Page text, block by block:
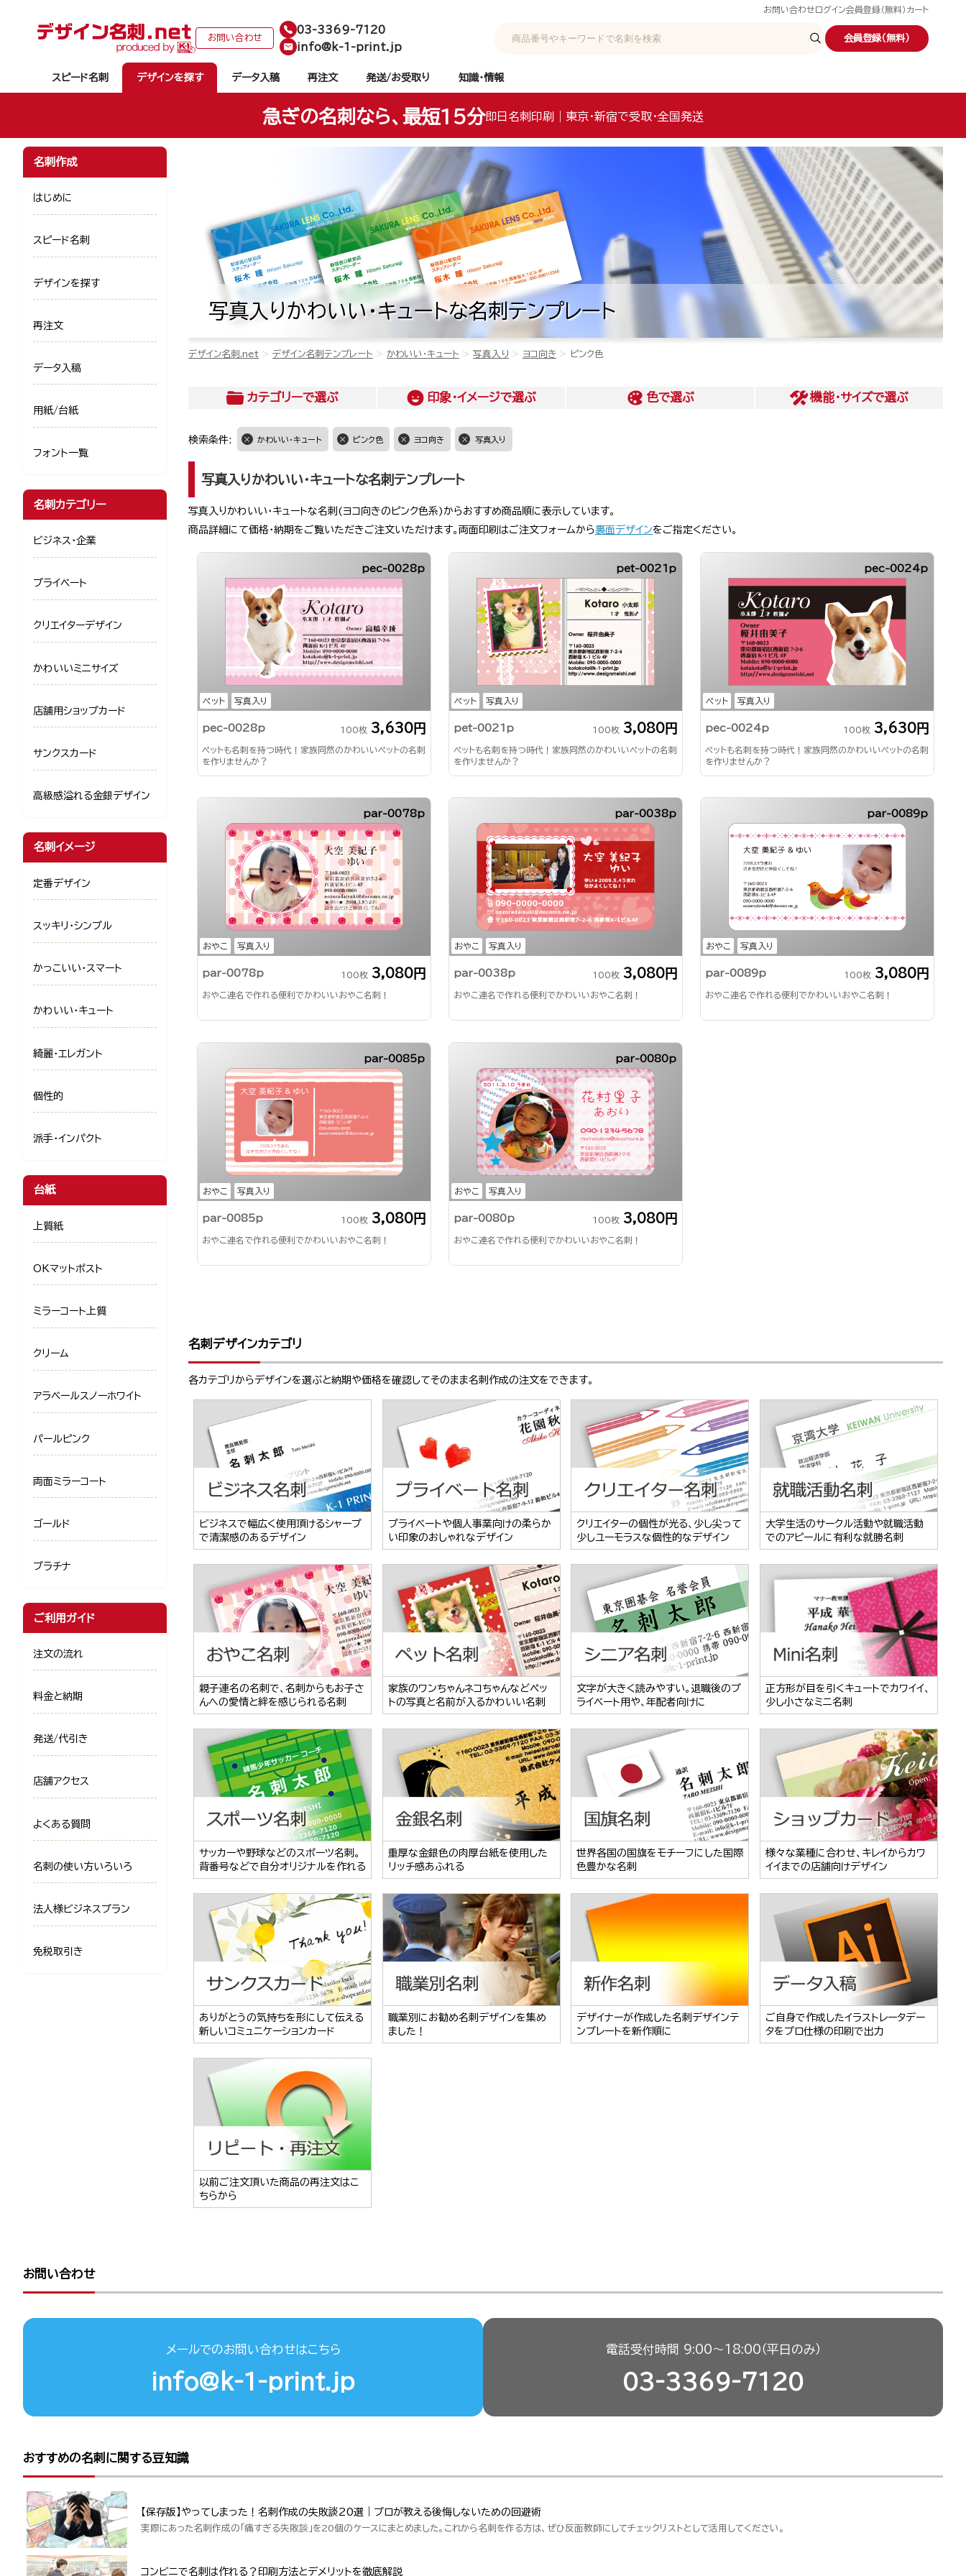
お問い合わせ ログイン会員登録（無料） カート
お問い合わせ
03-3369-7120
info@k-1-print.jp
会員登録（無料）
スピード名刺 デザインを探す データ入稿 再注文 発送/お受取り 知識・情報
急ぎの名刺なら、最短15分即日名刺印刷｜東京・新宿で受取・全国発送
写真入りかわいい・キュートな名刺テンプレート
デザイン名刺.net デザイン名刺テンプレート かわいい・キュート 写真入り ヨコ向き ピンク色
カテゴリーで選ぶ 印象・イメージで選ぶ 色で選ぶ 機能・サイズで選ぶ
検索条件: かわいい・キュート ピンク色 ヨコ向き 写真入り
写真入りかわいい・キュートな名刺テンプレート
写真入りかわいい・キュートな名刺(ヨコ向きのピンク色系)からおすすめ商品順に表示しています。
商品詳細にて価格・納期をご覧いただきご注文いただけます。両面印刷はご注文フォームから裏面デザインをご指定ください。
ペット 写真入り
pec-0028p
pec-0028p 100枚 3,630円
ペットも名刺を持つ時代！家族同然のかわいいペットの名刺
を作りませんか？
ペット 写真入り
pet-0021p
pet-0021p 100枚 3,080円
ペットも名刺を持つ時代！家族同然のかわいいペットの名刺
を作りませんか？
ペット 写真入り
pec-0024p
pec-0024p 100枚 3,630円
ペットも名刺を持つ時代！家族同然のかわいいペットの名刺
を作りませんか？
おやこ 写真入り
par-0078p
par-0078p 100枚 3,080円
おやこ連名で作れる便利でかわいいおやこ名刺！
おやこ 写真入り
par-0038p
par-0038p 100枚 3,080円
おやこ連名で作れる便利でかわいいおやこ名刺！
おやこ 写真入り
par-0089p
par-0089p 100枚 3,080円
おやこ連名で作れる便利でかわいいおやこ名刺！
おやこ 写真入り
par-0085p
par-0085p 100枚 3,080円
おやこ連名で作れる便利でかわいいおやこ名刺！
おやこ 写真入り
par-0080p
par-0080p 100枚 3,080円
おやこ連名で作れる便利でかわいいおやこ名刺！
名刺デザインカテゴリ
各カテゴリからデザインを選ぶと納期や価格を確認してそのまま名刺作成の注文をできます。
ビジネスで幅広く使用頂けるシャープ
で清潔感のあるデザイン
プライベートや個人事業向けの柔らか
い印象のおしゃれなデザイン
クリエイターの個性が光る、少し尖って
少しユーモラスな個性的なデザイン
大学生活のサークル活動や就職活動
でのアピールに有利な就勝名刺
親子連名の名刺で、名刺からもお子さ
んへの愛情と絆を感じられる名刺
家族のワンちゃんネコちゃんなどペッ
トの写真と名前が入るかわいい名刺
文字が大きく読みやすい。退職後のプ
ライベート用や、年配者向けに
正方形が目を引くキュートでカワイイ、
少し小さなミニ名刺
サッカーや野球などのスポーツ名刺。
背番号などで自分オリジナルを作れる
重厚な金銀色の肉厚台紙を使用した
リッチ感あふれる
世界各国の国旗をモチーフにした国際
色豊かな名刺
様々な業種に合わせ、キレイからカワ
イイまでの店舗向けデザイン
ありがとうの気持ちを形にして伝える
新しいコミュニケーションカード
職業別にお勧め名刺デザインを集め
ました！
デザイナーが作成した名刺デザインテ
ンプレートを新作順に
ご自身で作成したイラストレータデー
タをプロ仕様の印刷で出力
以前ご注文頂いた商品の再注文はこ
ちらから
名刺作成
はじめに
スピード名刺
デザインを探す
再注文
データ入稿
用紙/台紙
フォント一覧
名刺カテゴリー
ビジネス・企業
プライベート
クリエイターデザイン
かわいいミニサイズ
店舗用ショップカード
サンクスカード
高級感溢れる金銀デザイン
名刺イメージ
定番デザイン
スッキリ・シンプル
かっこいい・スマート
かわいい・キュート
綺麗・エレガント
個性的
派手・インパクト
台紙
上質紙
OKマットポスト
ミラーコート上質
クリーム
アラベールスノーホワイト
パールピンク
両面ミラーコート
ゴールド
プラチナ
ご利用ガイド
注文の流れ
料金と納期
発送/代引き
店舗アクセス
よくある質問
名刺の使い方いろいろ
法人様ビジネスプラン
免税取引き
お問い合わせ
メールでのお問い合わせはこちら
info@k-1-print.jp
電話受付時間 9:00〜18:00（平日のみ）
03-3369-7120
おすすめの名刺に関する豆知識
【保存版】やってしまった！名刺作成の失敗談20選｜プロが教える後悔しないための回避術
実際にあった名刺作成の「痛すぎる失敗談」を20個のケースにまとめました。これから名刺を作る方は、ぜひ反面教師にしてチェックリストとして活用してください。
コンビニで名刺は作れる？印刷方法とデメリットを徹底解説